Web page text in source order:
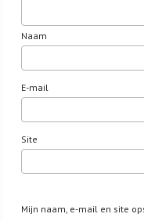
Naam
E-mail
Site
Mijn naam, e-mail en site